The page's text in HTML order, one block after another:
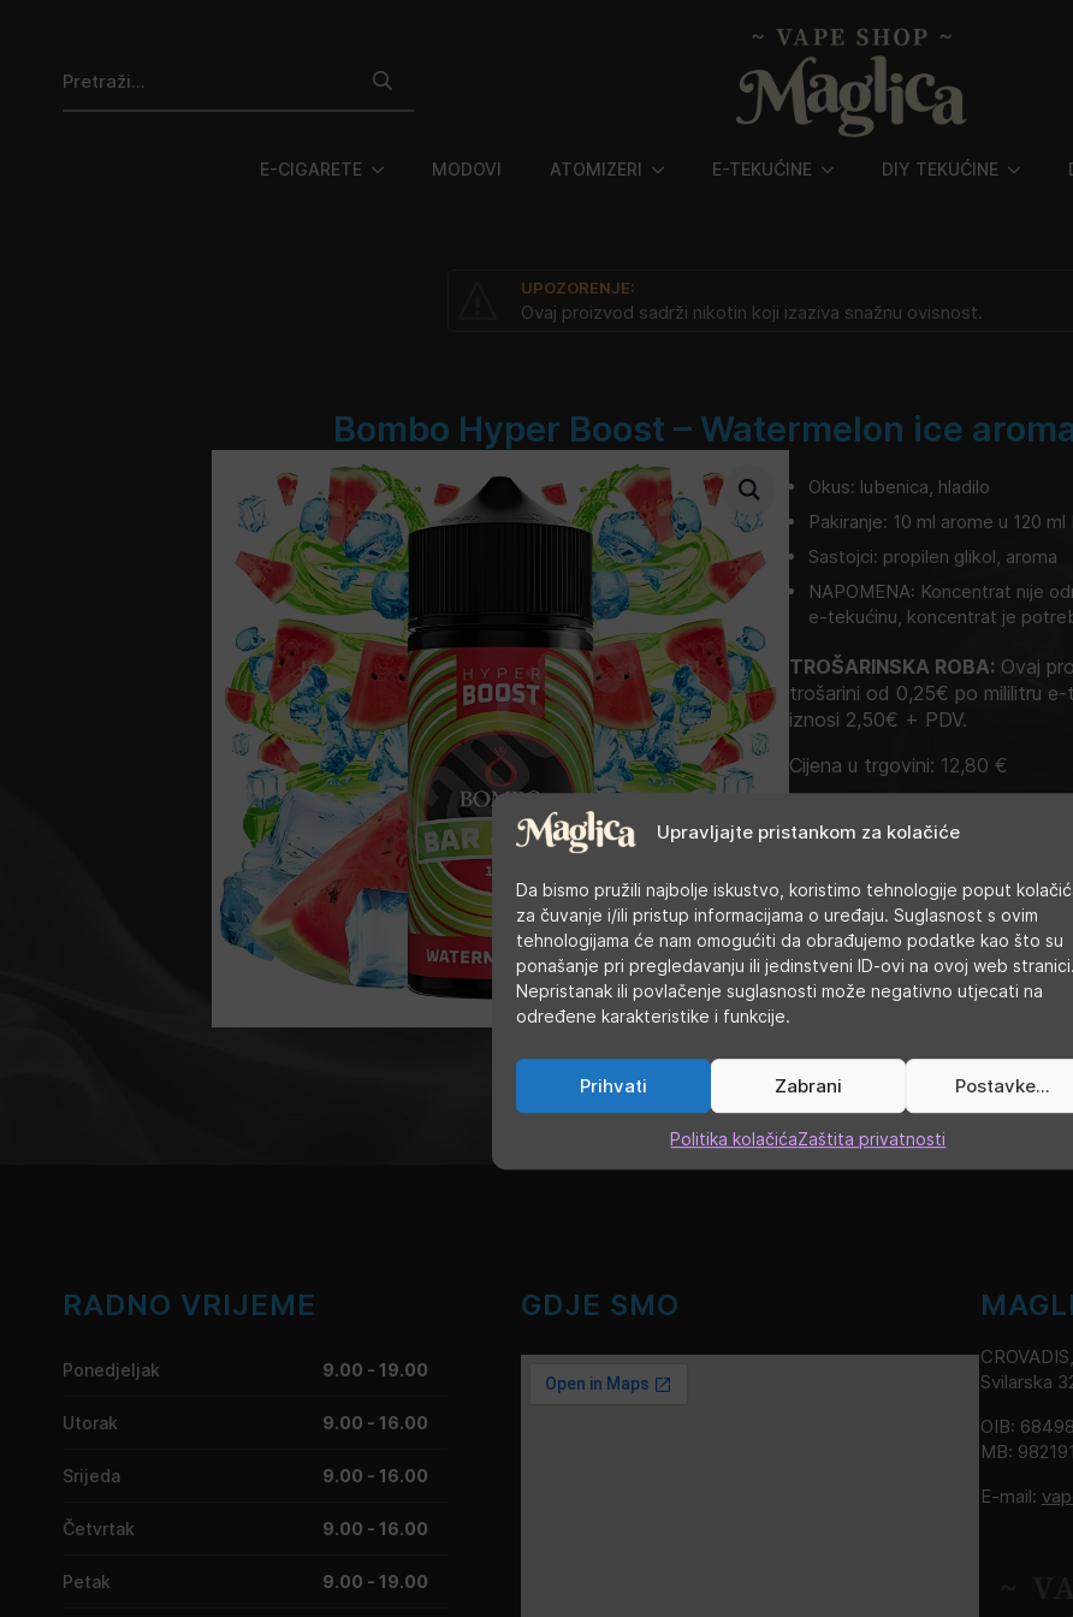
Upravljajte pristankom za kolačiće
Da bismo pružili najbolje iskustvo, koristimo tehnologije poput
za čuvanje i/ili pristup informacijama o uređaju. Suglasnost s ovim
tehnologijama će nam omogućiti da obrađujemo podatke kao što su
ponašanje pri pregledavanju ili jedinstveni ID-ovi na ovoj web stranici.
Nepristanak ili povlačenje suglasnosti može negativno utjecati na
određene karakteristike i funkcije.
Prihvati Zabrani Postavke...
Politika kolačićaZaštita privatnosti
E-CIGARETE MODOVI ATOMIZERI E-TEKUĆINE DIY TEKUĆINE
UPOZORENJE:
Ovaj proizvod sadrži nikotin koji izaziva snažnu ovisnost.
Bombo Hyper Boost – Watermelon ice
Okus: lubenica, hladilo
Pakiranje: 10 ml arome u 120 ml
Sastojci: propilen glikol, aroma
NAPOMENA: Koncentrat nije
e-tekućinu, koncentrat je
TROŠARINSKA ROBA: Ovaj
trošarini od 0,25€ po mililitru
iznosi 2,50€ + PDV.
Cijena u trgovini: 12,80 €
Kategorije:Arome,DIY tekućine
RADNO VRIJEME
Ponedjeljak 9.00 - 19.00
Utorak 9.00 - 16.00
Srijeda 9.00 - 16.00
Četvrtak 9.00 - 16.00
Petak 9.00 - 19.00
GDJE SMO
Svilarska
OIB:
MB:
E-mail: